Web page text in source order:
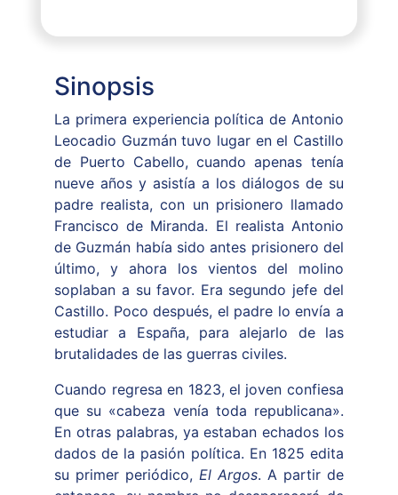
Sinopsis
La primera experiencia política de Antonio
Leocadio Guzmán tuvo lugar en el Castillo
de Puerto Cabello, cuando apenas tenía
nueve años y asistía a los diálogos de su
padre realista, con un prisionero llamado
Francisco de Miranda. El realista Antonio
de Guzmán había sido antes prisionero del
último, y ahora los vientos del molino
soplaban a su favor. Era segundo jefe del
Castillo. Poco después, el padre lo envía a
estudiar a España, para alejarlo de las
brutalidades de las guerras civiles.
Cuando regresa en 1823, el joven confiesa
que su «cabeza venía toda republicana».
En otras palabras, ya estaban echados los
dados de la pasión política. En 1825 edita
su primer periódico,El Argos. A partir de